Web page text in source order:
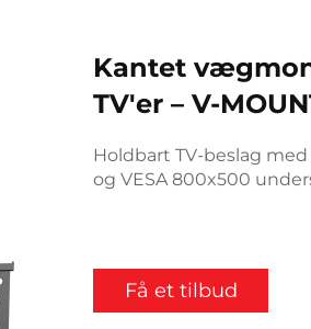
Kantet
TV'er – V-
Holdbart TV-beslag
og VESA 800x500
Få et tilbud